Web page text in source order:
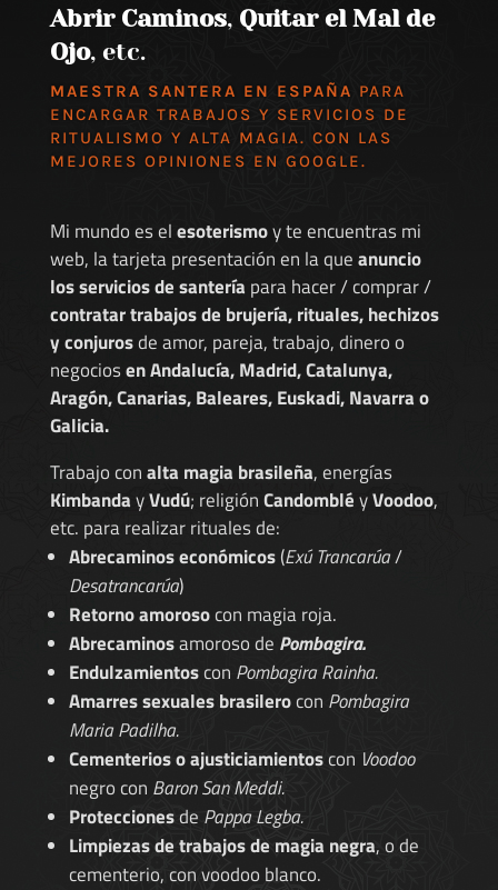
Abrir Caminos, Quitar el Mal de
Ojo, etc.
MAESTRA SANTERA EN ESPAÑA PARA
ENCARGAR TRABAJOS Y SERVICIOS DE
RITUALISMO Y ALTA MAGIA. CON LAS
MEJORES OPINIONES EN GOOGLE.
Mi mundo es elesoterismoy te encuentras mi
web, la tarjeta presentación en la queanuncio
los servicios de santería para hacer / comprar /
contratar trabajos de brujería, rituales, hechizos
y conjurosde amor, pareja, trabajo, dinero o
negociosen Andalucía, Madrid, Catalunya,
Aragón, Canarias, Baleares, Euskadi, Navarra o
Galicia.
Trabajo conalta magia brasileña, energías
KimbandayVudú; religiónCandombléyVoodoo,
etc. para realizar rituales de:
Abrecaminos económicos(Exú Trancarúa/
Desatrancarúa)
Retorno amorosocon magia roja.
Abrecaminosamoroso de Pombagira.
Endulzamientoscon Pombagira Rainha.
Amarres sexuales brasilerocon Pombagira
Maria Padilha.
Cementerios o ajusticiamientoscon Voodoo
negro con Baron San Meddi.
Proteccionesde Pappa Legba.
Limpiezas de trabajos de magia negra, o de
cementerio, con voodoo blanco.